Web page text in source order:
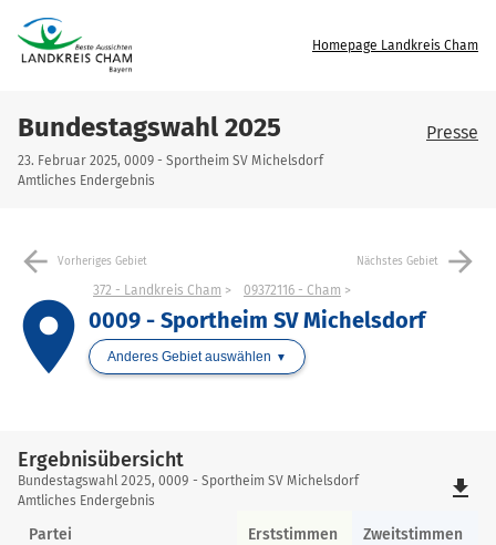
Homepage Landkreis Cham
Bundestagswahl 2025
23. Februar 2025, 0009 - Sportheim SV Michelsdorf
Amtliches Endergebnis
Presse
arrow_back Vorheriges Gebiet Nächstes Gebiet arrow_forward
place
372 - Landkreis Cham 09372116 - Cham
0009 - Sportheim SV Michelsdorf
Anderes Gebiet auswählen
Ergebnisübersicht
Ergebnisübersicht
Bundestagswahl 2025, 0009 - Sportheim SV Michelsdorf
Amtliches Endergebnis
file_download
Partei Erststimmen Zweitstimmen